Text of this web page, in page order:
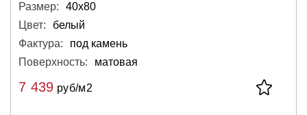
Размер:
40х80
Цвет:
белый
Фактура:
под камень
Поверхность:
матовая
7 439 руб/м2